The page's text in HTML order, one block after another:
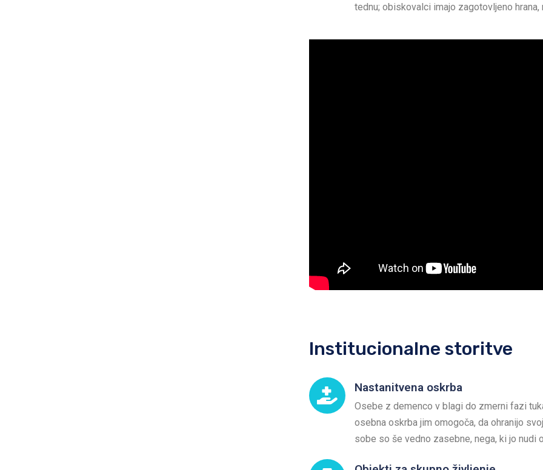
tednu; obiskovalci imajo zagotovljeno hrana,
Institucionalne storitve
Nastanitvena oskrba
Osebe z demenco v blagi do zmerni fazi
osebna oskrba jim omogoča, da ohranijo
sobe so še vedno zasebne, nega, ki jo nudi